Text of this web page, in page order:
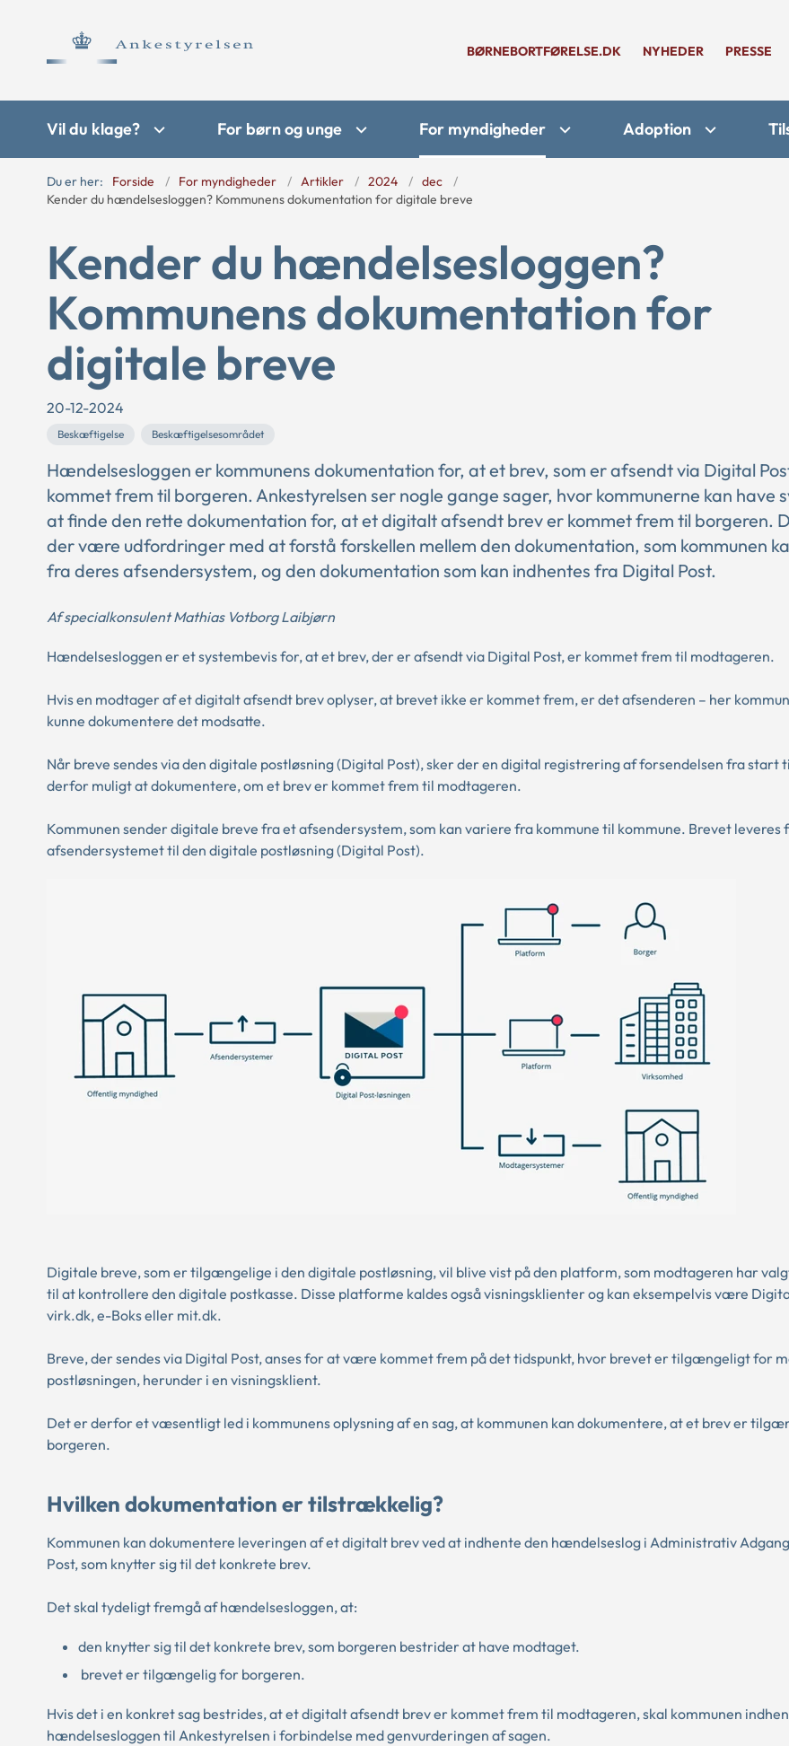
BØRNEBORTFØRELSE.DK NYHEDER PRESSE
Vil du klage? For børn og unge For myndigheder Adoption
Du er her: Forside For myndigheder Artikler 2024
dec
Kender du hændelsesloggen? Kommunens dokumentation for digitale breve
Kender du hændelsesloggen?
Kommunens dokumentation for
digitale breve
20-12-2024
Beskæftigelse Beskæftigelsesområdet
Hændelsesloggen er kommunens dokumentation for, at et brev, som er afsendt via Digital
kommet frem til borgeren. Ankestyrelsen ser nogle gange sager, hvor kommunerne kan have
at finde den rette dokumentation for, at et digitalt afsendt brev er kommet frem til borgeren.
der være udfordringer med at forstå forskellen mellem den dokumentation, som kommunen
fra deres afsendersystem, og den dokumentation som kan indhentes fra Digital Post.
Af specialkonsulent Mathias Votborg Laibjørn
Hændelsesloggen er et systembevis for, at et brev, der er afsendt via Digital Post, er kommet frem til modtageren.
Hvis en modtager af et digitalt afsendt brev oplyser, at brevet ikke er kommet frem, er det afsenderen – her
kunne dokumentere det modsatte.
Når breve sendes via den digitale postløsning (Digital Post), sker der en digital registrering af forsendelsen fra start
derfor muligt at dokumentere, om et brev er kommet frem til modtageren.
Kommunen sender digitale breve fra et afsendersystem, som kan variere fra kommune til kommune. Brevet leveres
afsendersystemet til den digitale postløsning (Digital Post).
Digitale breve, som er tilgængelige i den digitale postløsning, vil blive vist på den platform, som modtageren har
til at kontrollere den digitale postkasse. Disse platforme kaldes også visningsklienter og kan eksempelvis være
virk.dk, e-Boks eller mit.dk.
Breve, der sendes via Digital Post, anses for at være kommet frem på det tidspunkt, hvor brevet er tilgængeligt for
postløsningen, herunder i en visningsklient.
Det er derfor et væsentligt led i kommunens oplysning af en sag, at kommunen kan dokumentere, at et brev er
borgeren.
Hvilken dokumentation er tilstrækkelig?
Kommunen kan dokumentere leveringen af et digitalt brev ved at indhente den hændelseslog i Administrativ
Post, som knytter sig til det konkrete brev.
Det skal tydeligt fremgå af hændelsesloggen, at:
den knytter sig til det konkrete brev, som borgeren bestrider at have modtaget.
brevet er tilgængelig for borgeren.
Hvis det i en konkret sag bestrides, at et digitalt afsendt brev er kommet frem til modtageren, skal kommunen
hændelsesloggen til Ankestyrelsen i forbindelse med genvurderingen af sagen.